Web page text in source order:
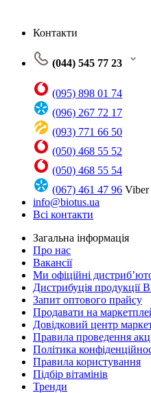
Контакти
(044) 545 77 23
(095) 898 01 74
(096) 267 72 17
(093) 771 66 50
(050) 468 55 52
(050) 468 55 54
(067) 461 47 96 Viber
info@biotus.ua
Всі контакти
Загальна інформація
Про нас
Вакансії
Ми офіційні
Дистрибуція продукції
Запит оптового прайсу
Продавати на
Довідковий центр
Правила проведення
Політика
Правила користування
Підбір вітамінів
Тренди